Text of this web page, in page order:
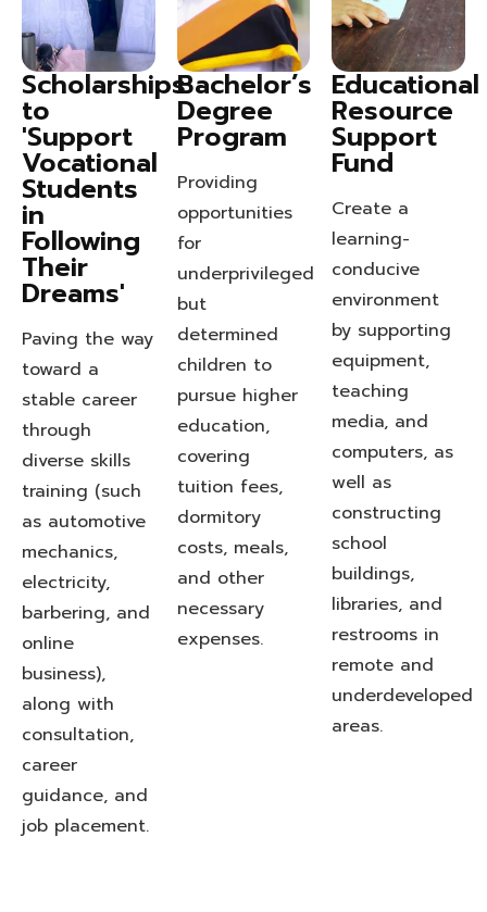
Scholarships
to
'Support
Vocational
Students
in
Following
Their
Dreams'
Paving the way
toward a
stable career
through
diverse skills
training (such
as automotive
mechanics,
electricity,
barbering, and
online
business),
along with
consultation,
career
guidance, and
job placement.
Bachelor’s
Degree
Program
Providing
opportunities
for
underprivileged
but
determined
children to
pursue higher
education,
covering
tuition fees,
dormitory
costs, meals,
and other
necessary
expenses.
Educational
Resource
Support
Fund
Create a
learning-
conducive
environment
by supporting
equipment,
teaching
media, and
computers, as
well as
constructing
school
buildings,
libraries, and
restrooms in
remote and
underdeveloped
areas.